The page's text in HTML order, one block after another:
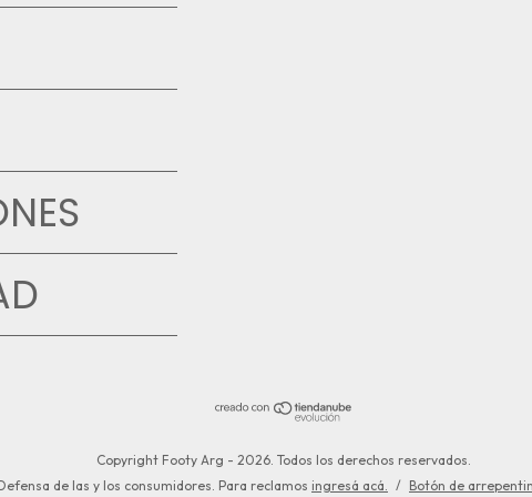
Copyright Footy Arg - 2026. Todos los derechos reservados.
de las y los consumidores. Para reclamos ingresá acá. / Botón de